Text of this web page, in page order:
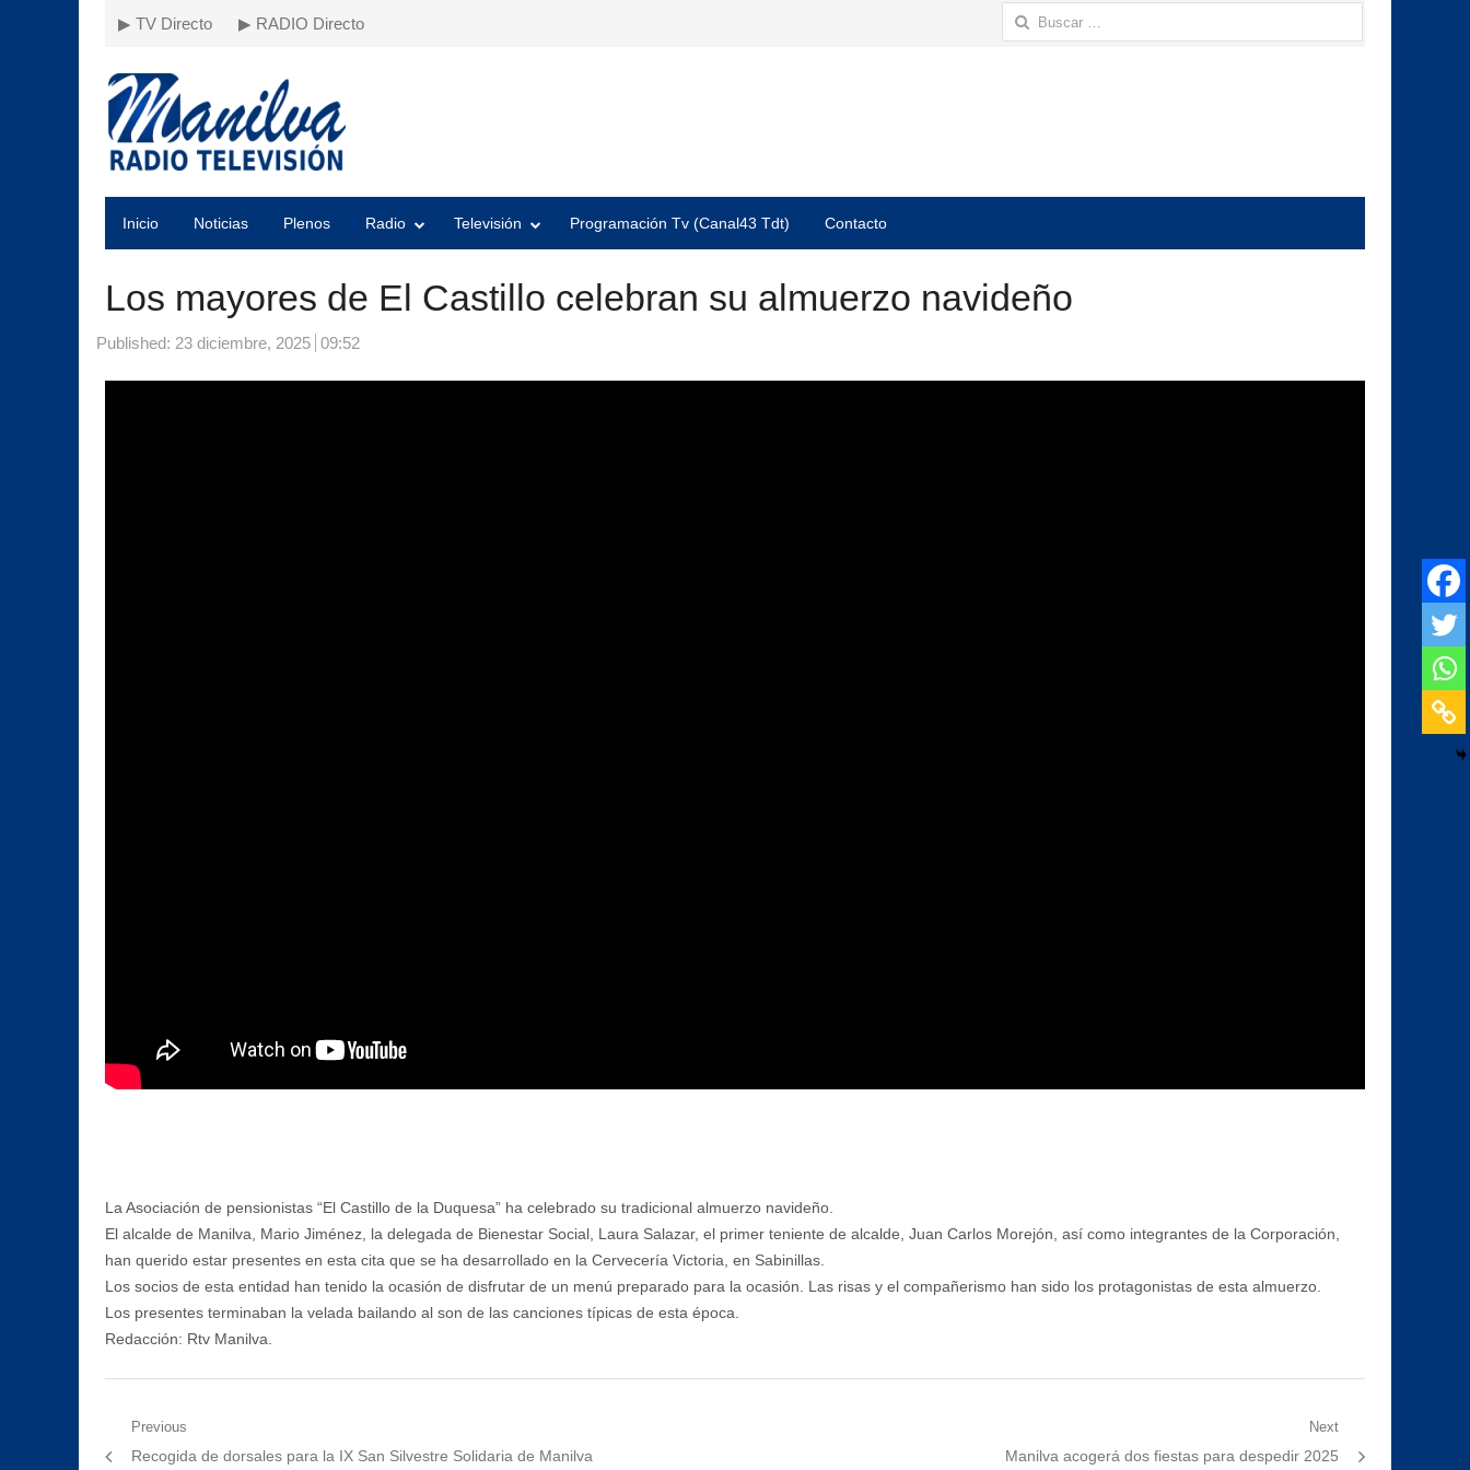
▶ TV Directo ▶ RADIO Directo Buscar:
Inicio Noticias Plenos Radio Televisión Programación Tv (Canal43 Tdt) Contacto
Los mayores de El Castillo celebran su almuerzo navideño
Published: 23 diciembre, 2025 09:52
La Asociación de pensionistas “El Castillo de la Duquesa” ha celebrado su tradicional almuerzo navideño.
El alcalde de Manilva, Mario Jiménez, la delegada de Bienestar Social, Laura Salazar, el primer teniente de alcalde, Juan Carlos Morejón, así como integrantes de la Corporación,
han querido estar presentes en esta cita que se ha desarrollado en la Cervecería Victoria, en Sabinillas.
Los socios de esta entidad han tenido la ocasión de disfrutar de un menú preparado para la ocasión. Las risas y el compañerismo han sido los protagonistas de esta almuerzo.
Los presentes terminaban la velada bailando al son de las canciones típicas de esta época.
Redacción: Rtv Manilva.
Navegación
Previous
Previous
Recogida de dorsales para la IX San Silvestre Solidaria de Manilva
Next
Next
Manilva acogerá dos fiestas para despedir 2025